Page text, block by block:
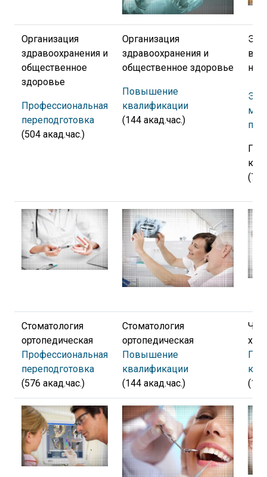
Организация
здравоохранения и
общественное
здоровье
Профессиональная
переподготовка
(504 акад.час.)
Организация
здравоохранения и
общественное здоровье
Повышение
квалификации
(144 акад.час.)
(72
Стоматология
ортопедическая
Профессиональная
переподготовка
(576 акад.час.)
Стоматология
ортопедическая
Повышение
квалификации
(144 акад.час.)